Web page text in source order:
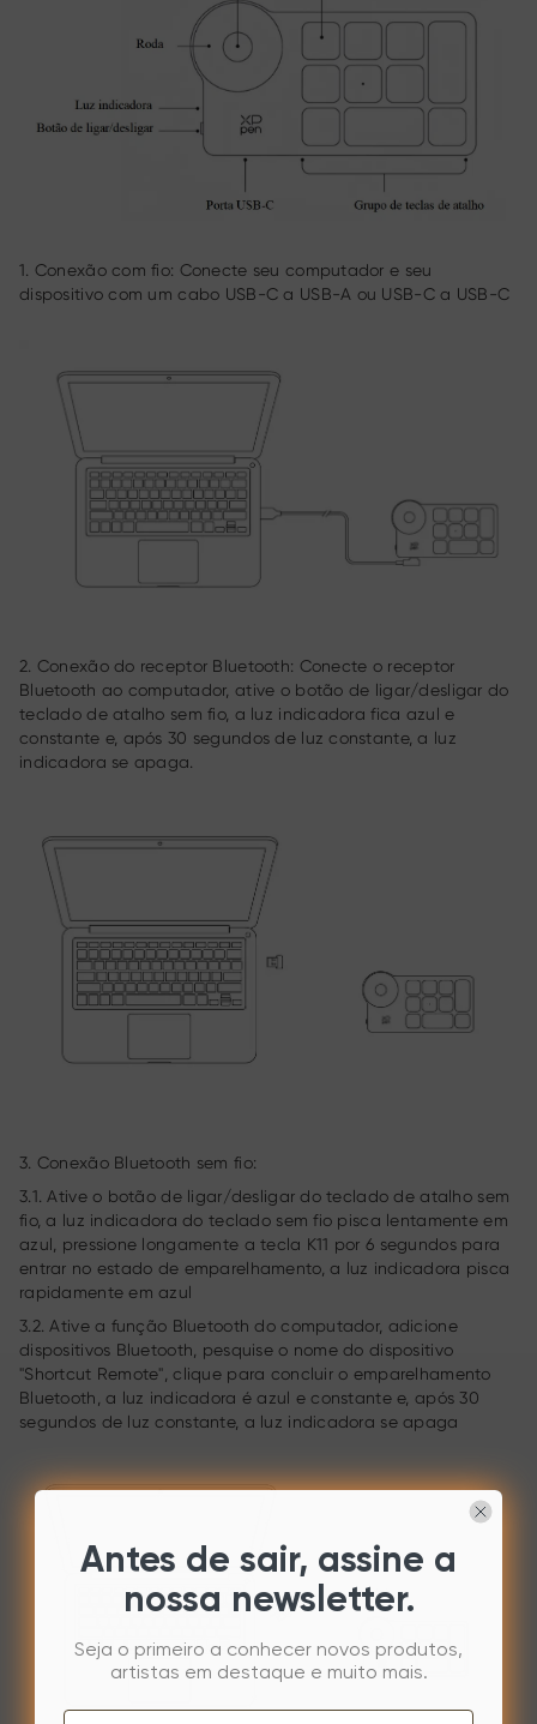
1. Conexão com fio: Conecte seu computador e seu
dispositivo com um cabo USB-C a USB-A ou USB-C a USB-C
2. Conexão do receptor Bluetooth: Conecte o receptor
Bluetooth ao computador, ative o botão de ligar/desligar do
teclado de atalho sem fio, a luz indicadora fica azul e
constante e, após 30 segundos de luz constante, a luz
indicadora se apaga.
3. Conexão Bluetooth sem fio:
3.1. Ative o botão de ligar/desligar do teclado de atalho sem
fio, a luz indicadora do teclado sem fio pisca lentamente em
azul, pressione longamente a tecla K11 por 6 segundos para
entrar no estado de emparelhamento, a luz indicadora pisca
rapidamente em azul
3.2. Ative a função Bluetooth do computador, adicione
dispositivos Bluetooth, pesquise o nome do dispositivo
"Shortcut Remote", clique para concluir o emparelhamento
Bluetooth, a luz indicadora é azul e constante e, após 30
segundos de luz constante, a luz indicadora se apaga
Antes de sair, assine a
nossa newsletter.
Seja o primeiro a conhecer novos produtos,
artistas em destaque e muito mais.